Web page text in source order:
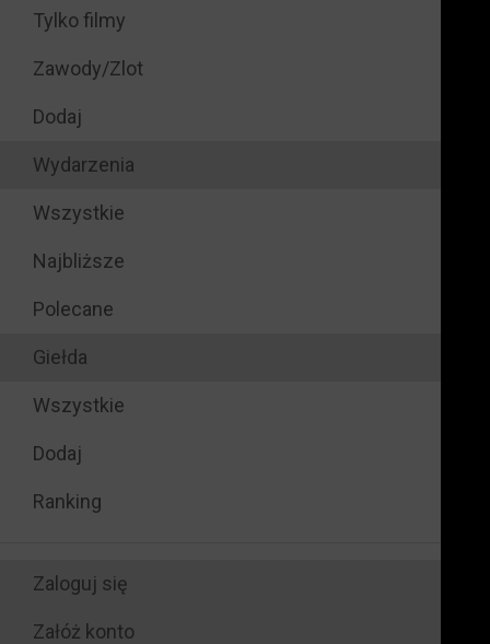
Tylko filmy
Zawody/Zlot
Dodaj
Wydarzenia
Wszystkie
Najbliższe
Polecane
Giełda
Wszystkie
Dodaj
Ranking
Zaloguj się
Załóż konto